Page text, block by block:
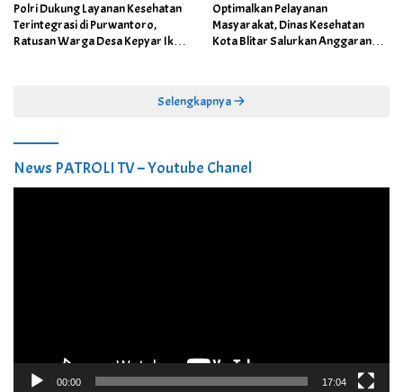
Polri Dukung Layanan Kesehatan
Terintegrasi di Purwantoro,
Ratusan Warga Desa Kepyar Ikuti
Optimalkan Pelayanan
Masyarakat, Dinas Kesehatan
Kota Blitar Salurkan Anggaran
Selengkapnya
News PATROLI TV – Youtube Chanel
00:00 17:04